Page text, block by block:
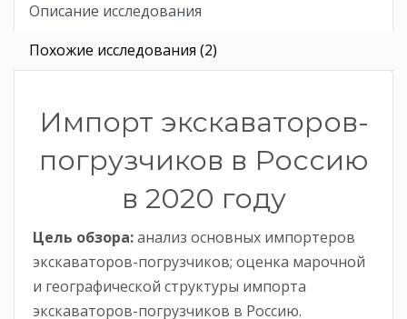
Описание исследования
Похожие исследования (2)
Импорт экскаваторов-
погрузчиков в Россию
в 2020 году
Цель обзора:анализ основных импортеров
экскаваторов-погрузчиков; оценка марочной
и географической структуры импорта
экскаваторов-погрузчиков в Россию.